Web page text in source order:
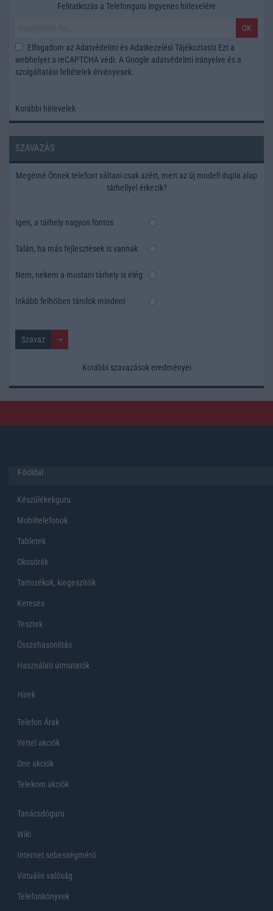
Feliratkozás a Telefonguru ingyenes hírlevelére
OK
Elfogadom azAdatvédelmi és Adatkezelési Tájékoztatót Ezt a
webhelyet a reCAPTCHA védi. A Google adatvédelmi irányelve és a
szolgáltatási feltételek érvényesek.
Korábbi hírlevelek
SZAVAZÁS
Megérné Önnek telefont váltani csak azért, mert az új modell dupla alap
tárhellyel érkezik?
Igen, a tárhely nagyon fontos
Talán, ha más fejlesztések is vannak
Nem, nekem a mostani tárhely is elég
Inkább felhőben tárolok mindent
Korábbi szavazások eredményei
Főoldal
Készülékekguru
Mobiltelefonok
Tabletek
Okosórák
Tartozékok, kiegeszítők
Keresés
Tesztek
Összehasonlítás
Használati útmutatók
Hirek
Telefon Árak
Yettel akciók
One akciók
Telekom akciók
Tanácsdóguru
Wiki
Internet sebességmérő
Virtuális valóság
Telefonkönyvek